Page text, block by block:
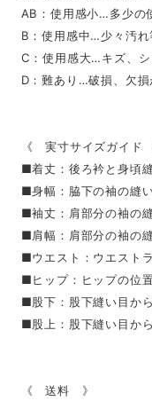
AB：使用感小…多少の
B：使用感中…少々汚
C：使用感大…キズ、
D：難あり…破損、欠損
《 実寸サイズガイド
■着丈：後ろ衿と身頃
■身幅：脇下の袖の縫
■袖丈：肩部分の袖の
■肩幅：肩部分の袖の
■ウエスト：ウエスト
■ヒップ：ヒップの位
■股下：股下縫い目か
■股上：股下縫い目か
《 送料 》